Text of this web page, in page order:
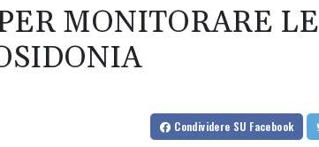
MONITORARE LE
Condividere SU Facebook